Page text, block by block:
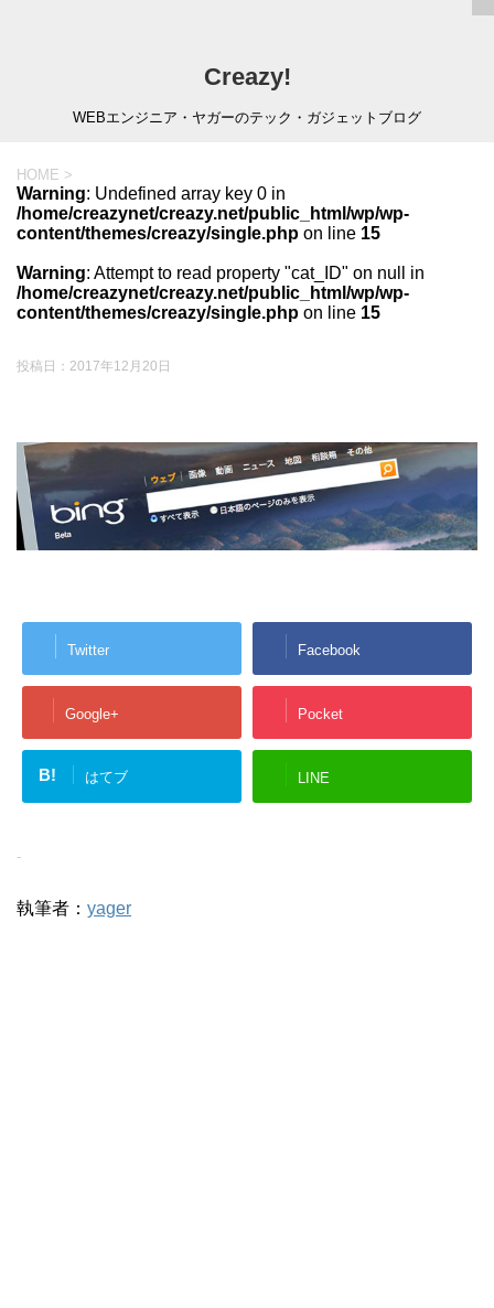
Creazy!
WEBエンジニア・ヤガーのテック・ガジェットブログ
HOME >
Warning: Undefined array key 0 in
/home/creazynet/creazy.net/public_html/wp/wp-
content/themes/creazy/single.php on line 15
Warning: Attempt to read property "cat_ID" on null in
/home/creazynet/creazy.net/public_html/wp/wp-
content/themes/creazy/single.php on line 15
投稿日： 2017年12月20日
Twitter Facebook
Google+ Pocket
B! はてブ LINE
-
執筆者： yager